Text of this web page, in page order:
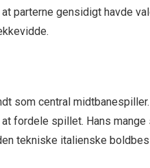
parterne gensidigt havde
som central
fordele spillet. Hans
tekniske italienske